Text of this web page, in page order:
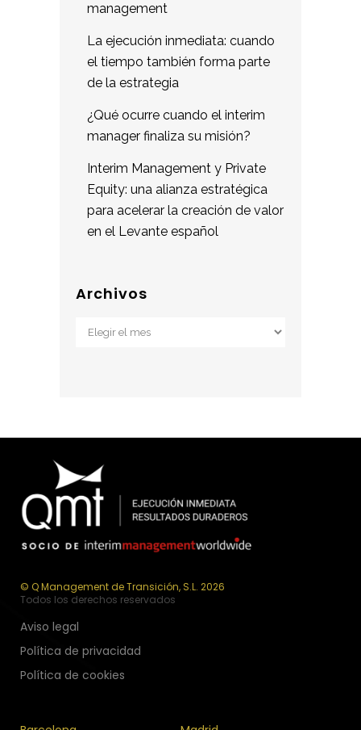
management
La ejecución inmediata: cuando
el tiempo también forma parte
de la estrategia
¿Qué ocurre cuando el interim
manager finaliza su misión?
Interim Management y Private
Equity: una alianza estratégica
para acelerar la creación de valor
en el Levante español
Archivos
Archivos
© Q Management de Transición, S.L. 2026
Todos los derechos reservados
Aviso legal
Política de privacidad
Política de cookies